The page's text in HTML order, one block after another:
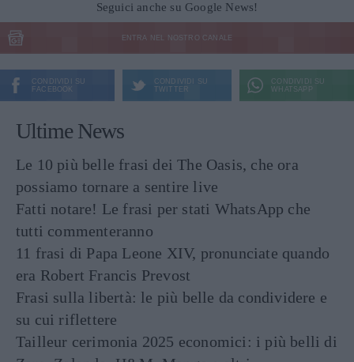
Seguici anche su Google News!
ENTRA NEL NOSTRO CANALE
CONDIVIDI SU
FACEBOOK
CONDIVIDI SU
TWITTER
CONDIVIDI SU
WHATSAPP
Ultime News
Le 10 più belle frasi dei The Oasis, che ora
possiamo tornare a sentire live
Fatti notare! Le frasi per stati WhatsApp che
tutti commenteranno
11 frasi di Papa Leone XIV, pronunciate quando
era Robert Francis Prevost
Frasi sulla libertà: le più belle da condividere e
su cui riflettere
Tailleur cerimonia 2025 economici: i più belli di